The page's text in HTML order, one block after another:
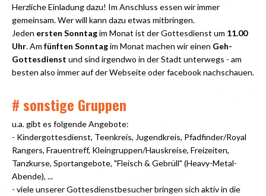
Herzliche Einladung dazu! Im Anschluss essen wir immer
gemeinsam. Wer will kann dazu etwas mitbringen.
Jeden ersten Sonntagim Monat ist der Gottesdienst um 11.00
Uhr. Am fünften Sonntagim Monat machen wir einen Geh-
Gottesdienst und sind irgendwo in der Stadt unterwegs - am
besten also immer auf der Webseite oder facebook nachschauen.
# sonstige Gruppen
u.a. gibt es folgende Angebote:
- Kindergottesdienst, Teenkreis, Jugendkreis, Pfadfinder/Royal
Rangers, Frauentreff, Kleingruppen/Hauskreise, Freizeiten,
Tanzkurse, Sportangebote, "Fleisch & Gebrüll" (Heavy-Metal-
Abende), ...
- viele unserer Gottesdienstbesucher bringen sich aktiv in die